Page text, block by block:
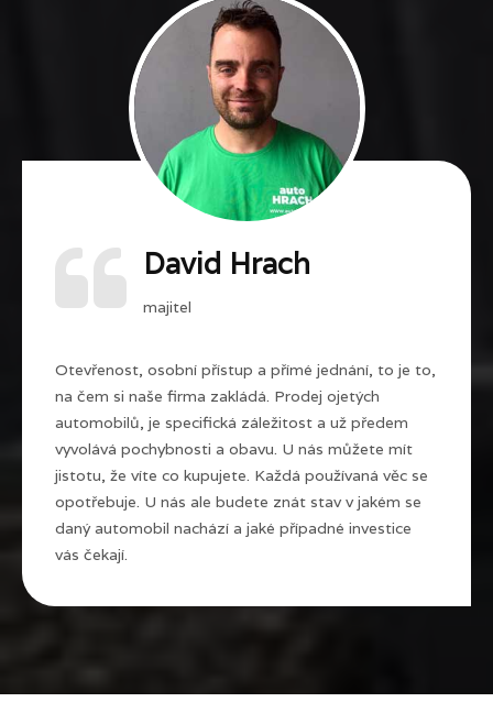
David Hrach
majitel
Otevřenost, osobní přístup a přímé jednání, to je to,
na čem si naše firma zakládá. Prodej ojetých
automobilů, je specifická záležitost a už předem
vyvolává pochybnosti a obavu. U nás můžete mít
jistotu, že víte co kupujete. Každá používaná věc se
opotřebuje. U nás ale budete znát stav v jakém se
daný automobil nachází a jaké případné investice
vás čekají.